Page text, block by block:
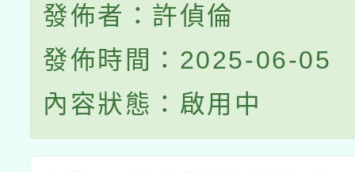
發佈者：許偵倫
發佈時間：2025-06-05
內容狀態：啟用中